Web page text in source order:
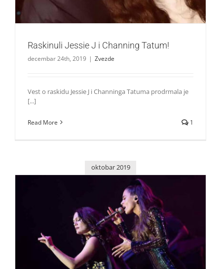
Raskinuli Jessie J i Channing Tatum!
decembar 24th, 2019 | Zvezde
Vest o raskidu Jessie J i Channinga Tatuma prodrmala je
[...]
Read More 1
oktobar 2019
Tini i Jessie J nastupile zajedno, napravile spektakl!
Zvezde